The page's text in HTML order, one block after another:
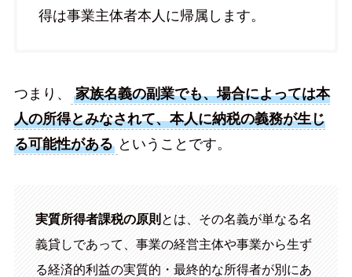
得は事業主体者本人に帰属します。
つまり、
家族名義の副業でも、場合によっては本
人の所得とみなされて、本人に納税の義務が生じ
る可能性がある ということです。
実質所得者課税の原則 とは、その名義が単なる名
義貸しであって、事業の経営主体や事業から生ず
る経済的利益の実質的・最終的な所得者が別にあ